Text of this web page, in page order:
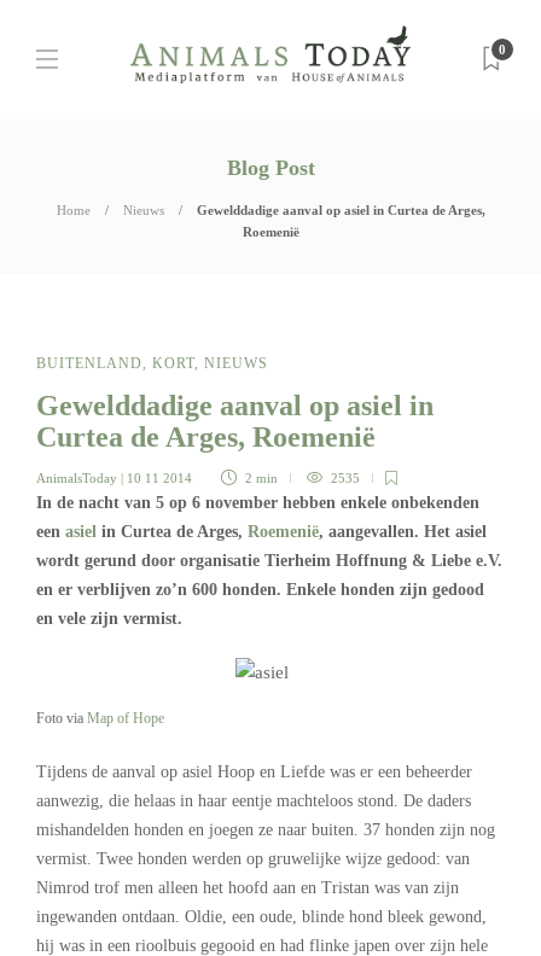
0
Blog Post
Home Nieuws
Gewelddadige aanval op asiel in Curtea de Arges,
Roemenië
BUITENLAND, KORT, NIEUWS
Gewelddadige aanval op asiel in
Curtea de Arges, Roemenië
AnimalsToday | 10 11 2014 2 min 2535
In de nacht van 5 op 6 november hebben enkele onbekenden
een asiel in Curtea de Arges, Roemenië, aangevallen. Het asiel
wordt gerund door organisatie Tierheim Hoffnung & Liebe e.V.
en er verblijven zo’n 600 honden. Enkele honden zijn gedood
en vele zijn vermist.
Foto via Map of Hope
Tijdens de aanval op asiel Hoop en Liefde was er een beheerder
aanwezig, die helaas in haar eentje machteloos stond. De daders
mishandelden honden en joegen ze naar buiten. 37 honden zijn nog
vermist. Twee honden werden op gruwelijke wijze gedood: van
Nimrod trof men alleen het hoofd aan en Tristan was van zijn
ingewanden ontdaan. Oldie, een oude, blinde hond bleek gewond,
hij was in een rioolbuis gegooid en had flinke japen over zijn hele